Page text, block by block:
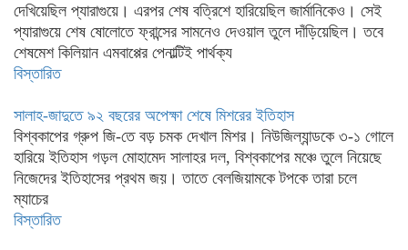
দেখিয়েছিল প্যারাগুয়ে। এরপর শেষ বত্রিশে হারিয়েছিল জার্মানিকেও। সেই
প্যারাগুয়ে শেষ ষোলোতে ফ্রান্সের সামনেও দেওয়াল তুলে দাঁড়িয়েছিল। তবে
শেষমেশ কিলিয়ান এমবাপ্পের পেনাল্টিই পার্থক্য
বিস্তারিত
সালাহ-জাদুতে ৯২ বছরের অপেক্ষা শেষে মিশরের ইতিহাস
বিশ্বকাপের গ্রুপ জি-তে বড় চমক দেখাল মিশর। নিউজিল্যান্ডকে ৩-১ গোলে
হারিয়ে ইতিহাস গড়ল মোহামেদ সালাহর দল, বিশ্বকাপের মঞ্চে তুলে নিয়েছে
নিজেদের ইতিহাসের প্রথম জয়। তাতে বেলজিয়ামকে টপকে তারা চলে
ম্যাচের
বিস্তারিত